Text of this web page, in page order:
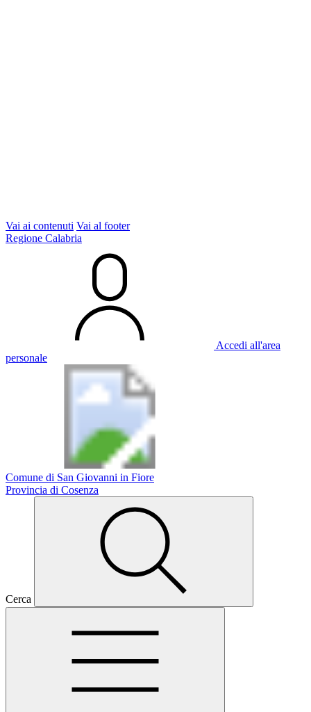
Vai ai contenuti Vai al footer
Regione Calabria
Accedi all'area
personale
Comune di San Giovanni in Fiore
Provincia di Cosenza
Cerca